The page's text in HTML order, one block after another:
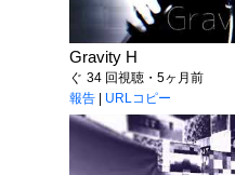
Gravity H
ぐ 34 回視聴・5ヶ月前
報告
URLコピー